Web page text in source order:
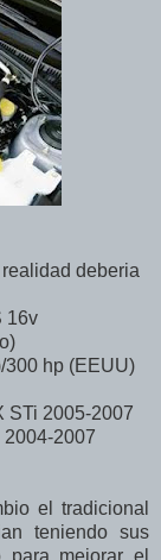
deberia
16v
300 hp (EEUU)
STi 2005-2007
2007
el tradicional
teniendo sus